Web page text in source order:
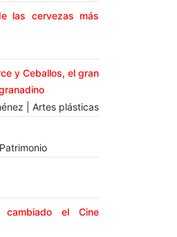
las cervezas más
y Ceballos, el gran
| Artes plásticas
el Cine